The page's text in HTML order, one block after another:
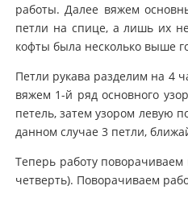
работы. Далее вяжем
петли на спице, а лишь их
кофты была несколько выше
Петли рукава разделим на 4
вяжем 1-й ряд основного
петель, затем узором левую
данном случае 3 петли,
Теперь работу
четверть). Поворачиваем